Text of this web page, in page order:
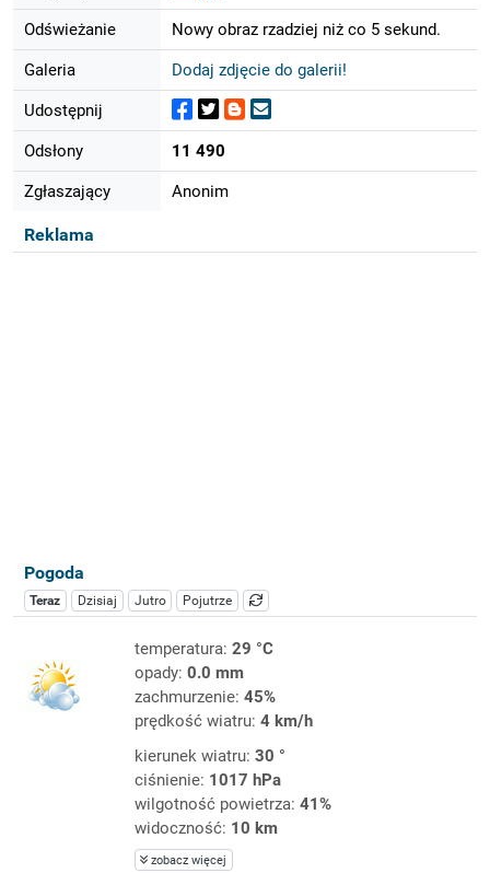
Odświeżanie Nowy obraz rzadziej niż co 5 sekund.
Galeria Dodaj zdjęcie do galerii!
Udostępnij
Odsłony 11 490
Zgłaszający Anonim
Reklama
Pogoda
Teraz Dzisiaj Jutro Pojutrze
temperatura: 29 °C
opady: 0.0 mm
zachmurzenie: 45%
prędkość wiatru: 4 km/h
kierunek wiatru: 30 °
ciśnienie: 1017 hPa
wilgotność powietrza: 41%
widoczność: 10 km
zobacz więcej